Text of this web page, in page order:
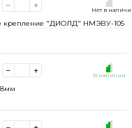
крепление "ДИОЛД" НМЭВУ-105
Нет в
В наличии